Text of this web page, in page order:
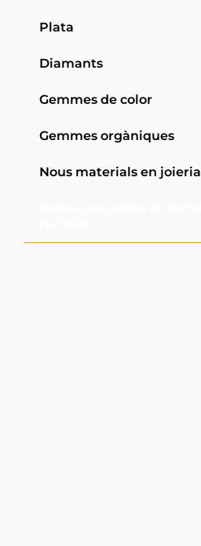
Plata
Diamants
Gemmes de color
Gemmes orgàniques
Nous materials en joieria